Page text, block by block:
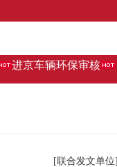
进京车辆环保审核
[联合发文单